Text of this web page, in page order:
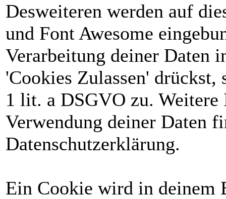
Desweiteren werden auf
und Font Awesome
Verarbeitung deiner Daten
'Cookies Zulassen'
1 lit. a DSGVO zu.
Verwendung deiner Daten
Datenschutzerklärung.
Ein Cookie wird in deinem